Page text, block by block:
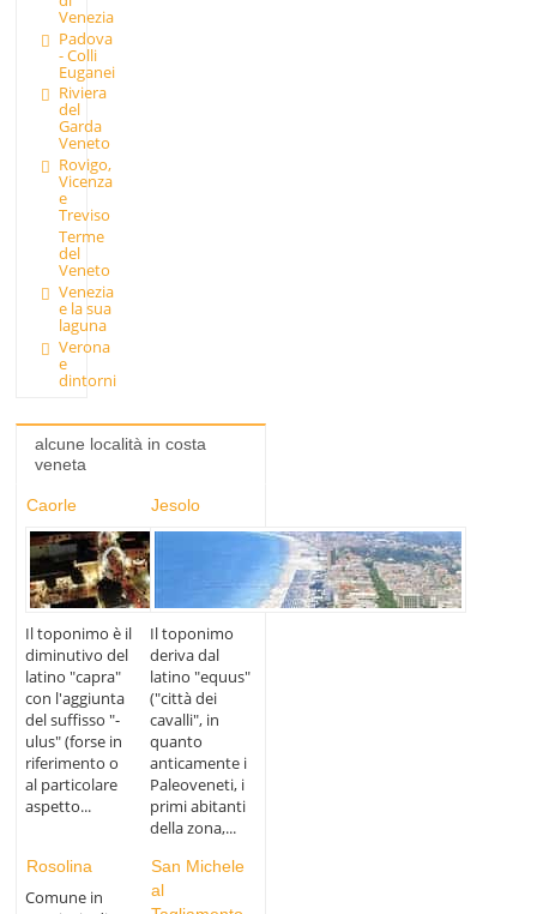
Venezia
Padova
- Colli
Euganei
Riviera
del
Garda
Veneto
Rovigo,
Vicenza
e
Treviso
Terme
del
Veneto
Venezia
e la sua
laguna
Verona
e
dintorni
alcune località in costa
veneta
Caorle
Il toponimo è il
diminutivo del
latino "capra"
con l'aggiunta
del suffisso "-
ulus" (forse in
riferimento o
al particolare
aspetto...
Jesolo
Il toponimo
deriva dal
latino "equus"
("città dei
cavalli", in
quanto
anticamente i
Paleoveneti, i
primi abitanti
della zona,...
Rosolina
Comune in
San Michele
al